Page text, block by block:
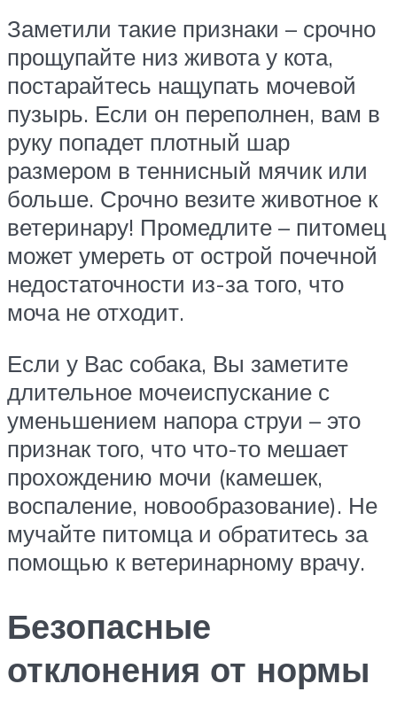
Заметили такие признаки – срочно
прощупайте низ живота у кота,
постарайтесь нащупать мочевой
пузырь. Если он переполнен, вам в
руку попадет плотный шар
размером в теннисный мячик или
больше. Срочно везите животное к
ветеринару! Промедлите – питомец
может умереть от острой почечной
недостаточности из-за того, что
моча не отходит.
Если у Вас собака, Вы заметите
длительное мочеиспускание с
уменьшением напора струи – это
признак того, что что-то мешает
прохождению мочи (камешек,
воспаление, новообразование). Не
мучайте питомца и обратитесь за
помощью к ветеринарному врачу.
Безопасные
отклонения от нормы